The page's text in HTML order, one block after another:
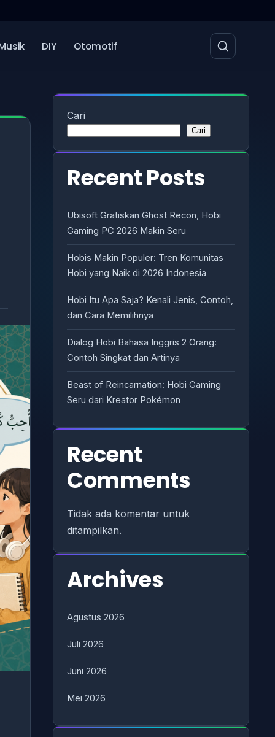
DIY Otomotif
Cari
Cari
Recent Posts
Ubisoft Gratiskan Ghost Recon, Hobi
Gaming PC 2026 Makin Seru
Hobis Makin Populer: Tren Komunitas
Hobi yang Naik di 2026 Indonesia
Hobi Itu Apa Saja? Kenali Jenis, Contoh,
dan Cara Memilihnya
Dialog Hobi Bahasa Inggris 2 Orang:
Contoh Singkat dan Artinya
Beast of Reincarnation: Hobi Gaming
Seru dari Kreator Pokémon
Recent
Comments
Tidak ada komentar untuk
ditampilkan.
Archives
Agustus 2026
Juli 2026
Juni 2026
Mei 2026